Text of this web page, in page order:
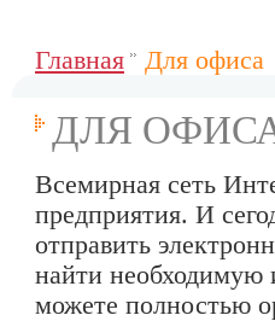
Главная Для офиса
ДЛЯ
Всемирная сеть
предприятия. И
отправить
найти
можете полностью